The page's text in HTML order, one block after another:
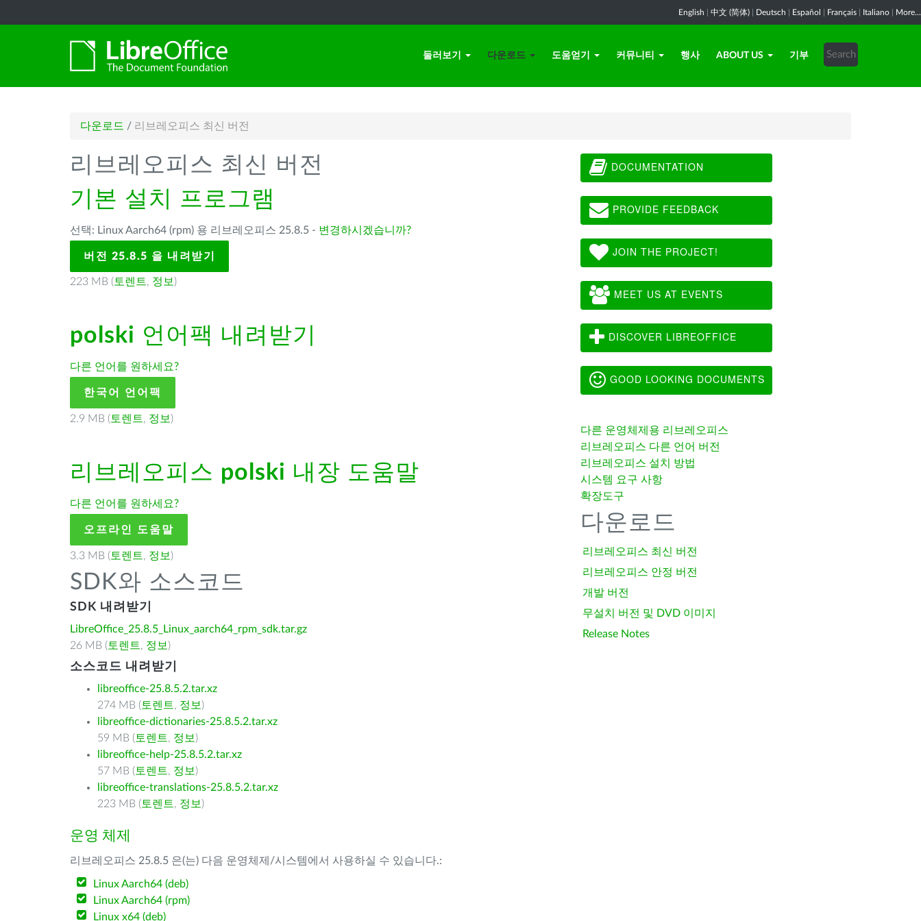
English 中文 (简体) Deutsch Español Français Italiano More...
둘러보기 다운로드 도움얻기 커뮤니티 행사 ABOUT US 기부
다운로드 / 리브레오피스 최신 버전
리브레오피스 최신 버전
기본 설치 프로그램
선택: Linux Aarch64 (rpm) 용 리브레오피스 25.8.5 - 변경하시겠습니까?
버전 25.8.5 을 내려받기
223 MB ( 토렌트, 정보 )
polski 언어팩 내려받기
다른 언어를 원하세요?
한국어 언어팩
2.9 MB ( 토렌트, 정보 )
리브레오피스 polski 내장 도움말
다른 언어를 원하세요?
오프라인 도움말
3.3 MB ( 토렌트, 정보 )
SDK와 소스코드
SDK 내려받기
LibreOffice_25.8.5_Linux_aarch64_rpm_sdk.tar.gz
26 MB ( 토렌트, 정보 )
소스코드 내려받기
libreoffice-25.8.5.2.tar.xz
274 MB ( 토렌트, 정보 )
libreoffice-dictionaries-25.8.5.2.tar.xz
59 MB ( 토렌트, 정보 )
libreoffice-help-25.8.5.2.tar.xz
57 MB ( 토렌트, 정보 )
libreoffice-translations-25.8.5.2.tar.xz
223 MB ( 토렌트, 정보 )
운영 체제
리브레오피스 25.8.5 은(는) 다음 운영체제/시스템에서 사용하실 수 있습니다.:
Linux Aarch64 (deb)
Linux Aarch64 (rpm)
Linux x64 (deb)
DOCUMENTATION
PROVIDE FEEDBACK
JOIN THE PROJECT!
MEET US AT EVENTS
DISCOVER LIBREOFFICE
GOOD LOOKING DOCUMENTS
다른 운영체제용 리브레오피스
리브레오피스 다른 언어 버전
리브레오피스 설치 방법
시스템 요구 사항
확장도구
다운로드
리브레오피스 최신 버전
리브레오피스 안정 버전
개발 버전
무설치 버전 및 DVD 이미지
Release Notes